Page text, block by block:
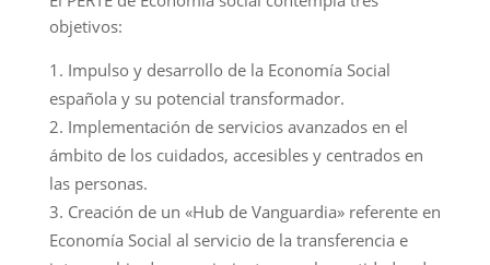
objetivos:
Impulso y desarrollo de la Economía Social
española y su potencial transformador.
Implementación de servicios avanzados en el
ámbito de los cuidados, accesibles y centrados en
las personas.
Creación de un «Hub de Vanguardia» referente en
Economía Social al servicio de la transferencia e